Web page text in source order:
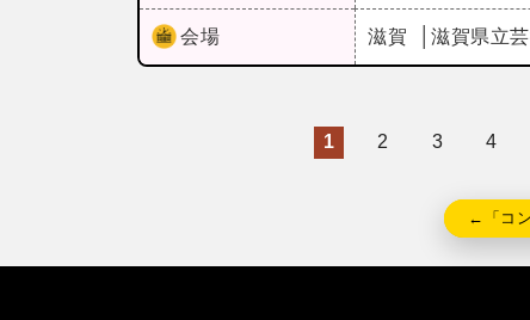
会場 滋賀 滋賀県立
1 2 3 4
←「コ